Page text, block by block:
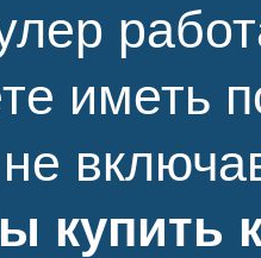
иметь
купить